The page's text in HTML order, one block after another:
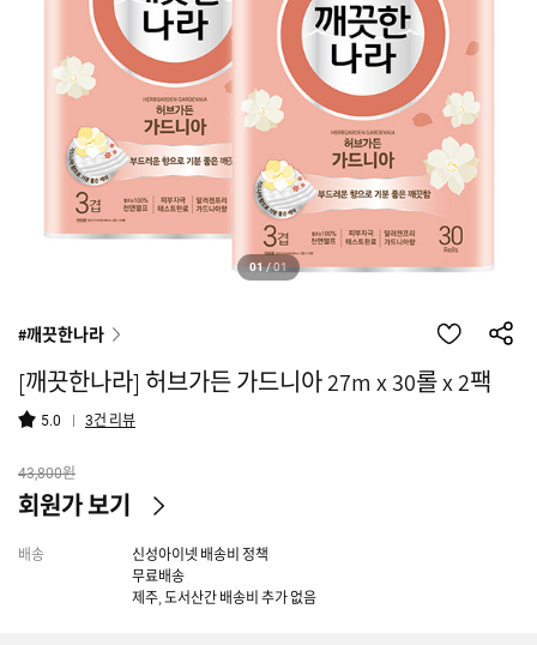
01/01
#깨끗한나라
[깨끗한나라] 허브가든 가드니아 27m x 30롤 x 2팩
5.0 3건 리뷰
43,800원
회원가 보기
배송
신성아이넷 배송비 정책
무료배송
제주, 도서산간 배송비 추가 없음